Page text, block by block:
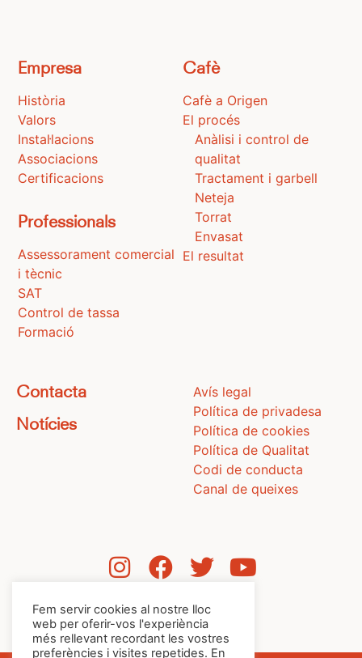
Empresa
Història
Valors
Instal·lacions
Associacions
Certificacions
Professionals
Assessorament comercial
i tècnic
SAT
Control de tassa
Formació
Cafè
Cafè a Origen
El procés
Anàlisi i control de
qualitat
Tractament i garbell
Neteja
Torrat
Envasat
El resultat
Contacta
Notícies
Avís legal
Política de privadesa
Política de cookies
Política de Qualitat
Codi de conducta
Canal de queixes
Fem servir cookies al nostre lloc
web per oferir-vos l'experiència
més rellevant recordant les vostres
preferències i visites repetides. En